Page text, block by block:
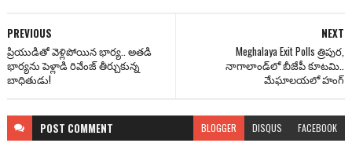
NEXT
Meghalaya Exit Polls త్రిపుర,
నాగాలాండ్‌లో బీజేపీ కూటమి..
మేఘాలయలో హంగ్
PREVIOUS
ప్రియుడితో వెళ్లిపోయిన భార్య.. అతడి
భార్యను పెళ్లాడి రివేంజ్ తీర్చుకున్న
బాధితుడు!
POST COMMENT BLOGGER DISQUS FACEBOOK